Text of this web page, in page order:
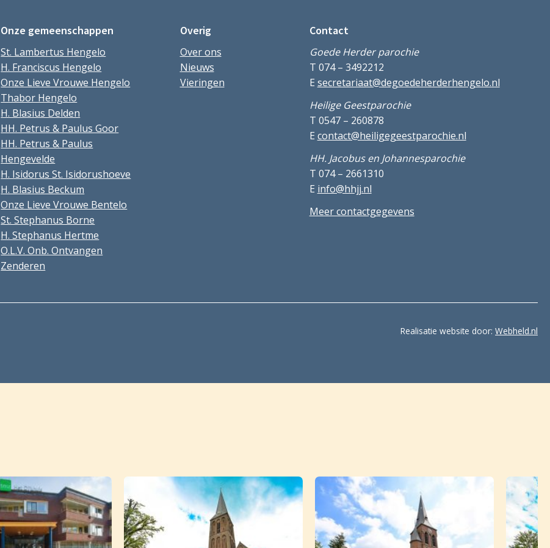
Onze gemeenschappen
St. Lambertus Hengelo
H. Franciscus Hengelo
Onze Lieve Vrouwe Hengelo
Thabor Hengelo
H. Blasius Delden
HH. Petrus & Paulus Goor
HH. Petrus & Paulus
Hengevelde
H. Isidorus St. Isidorushoeve
H. Blasius Beckum
Onze Lieve Vrouwe Bentelo
St. Stephanus Borne
H. Stephanus Hertme
O.L.V. Onb. Ontvangen
Zenderen
Overig
Over ons
Nieuws
Vieringen
Contact
Goede Herder parochie
T 074 – 3492212
E secretariaat@degoedeherderhengelo.nl
Heilige Geestparochie
T 0547 – 260878
E contact@heiligegeestparochie.nl
HH. Jacobus en Johannesparochie
T 074 – 2661310
E info@hhjj.nl
Meer contactgegevens
Realisatie website door: Webheld.nl